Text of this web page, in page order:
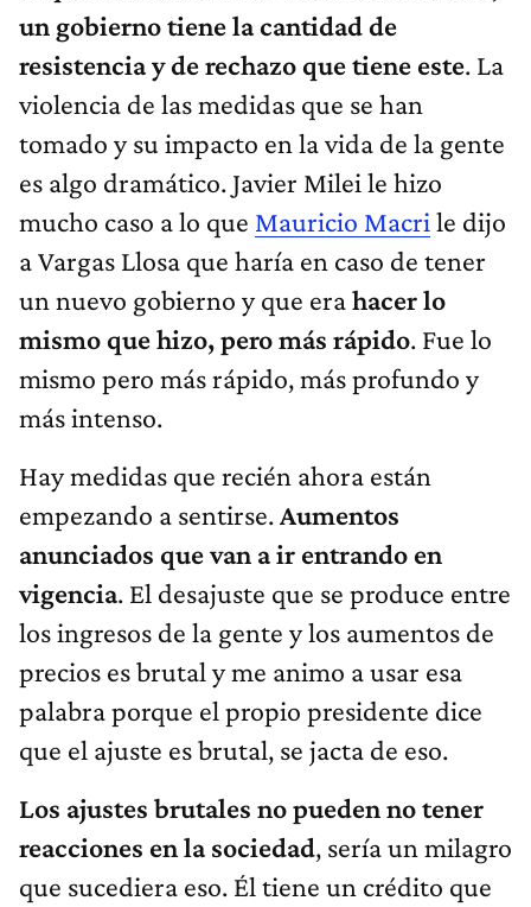
un gobierno tiene la cantidad de
resistencia y de rechazo que tiene este. La
violencia de las medidas que se han
tomado y su impacto en la vida de la gente
es algo dramático. Javier Milei le hizo
mucho caso a lo que Mauricio Macri le dijo
a Vargas Llosa que haría en caso de tener
un nuevo gobierno y que erahacer lo
mismo que hizo, pero más rápido. Fue lo
mismo pero más rápido, más profundo y
más intenso.
Hay medidas que recién ahora están
empezando a sentirse.Aumentos
anunciados que van a ir entrando en
vigencia. El desajuste que se produce entre
los ingresos de la gente y los aumentos de
precios es brutal y me animo a usar esa
palabra porque el propio presidente dice
que el ajuste es brutal, se jacta de eso.
Los ajustes brutales no pueden no tener
reacciones en la sociedad, sería un milagro
que sucediera eso. Él tiene un crédito que